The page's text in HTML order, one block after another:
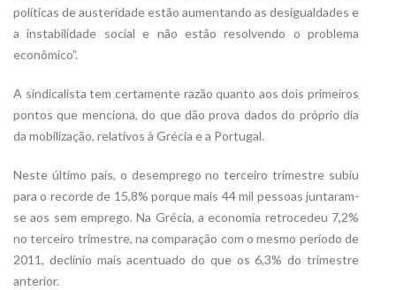
políticas de austeridade estão aumentando as desigualdades e
a instabilidade social e não estão resolvendo o problema
econômico”.
A sindicalista tem certamente razão quanto aos dois primeiros
pontos que menciona, do que dão prova dados do próprio dia
da mobilização, relativos à Grécia e a Portugal.
Neste último país, o desemprego no terceiro trimestre subiu
para o recorde de 15,8% porque mais 44 mil pessoas juntaram-
se aos sem emprego. Na Grécia, a economia retrocedeu 7,2%
no terceiro trimestre, na comparação com o mesmo período de
2011, declínio mais acentuado do que os 6,3% do trimestre
anterior.